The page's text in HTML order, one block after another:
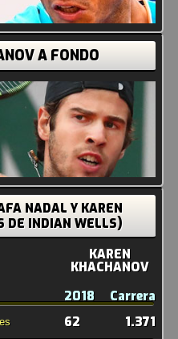
A FONDO
NADAL Y KAREN
DE INDIAN WELLS)
KAREN
KHACHANOV
2018
Carrera
62 1.371